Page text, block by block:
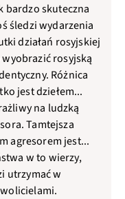
bardzo skuteczna
śledzi wydarzenia
działań rosyjskiej
rosyjską
Różnica
jest dziełem...
na ludzką
Tamtejsza
agresorem jest...
w to wierzy,
utrzymać w